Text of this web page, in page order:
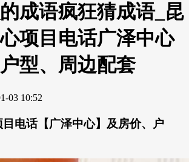
成语疯狂猜成语_昆
项目电话广泽中心
型、周边配套
03 10:52
电话【广泽中心】及房价、户